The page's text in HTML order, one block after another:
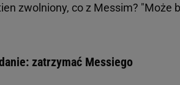
zwolniony, co z Messim? "Może
zatrzymać Messiego